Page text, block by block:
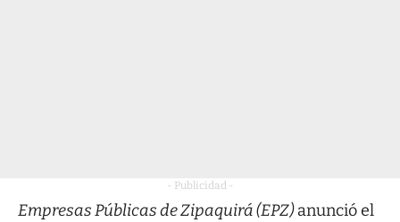
- Publicidad -
Empresas Públicas de Zipaquirá (EPZ)anunció el